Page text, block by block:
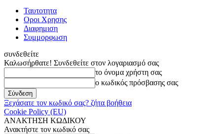
Ταυτοτητα
Οροι Χρησης
Διαφημιση
Συμμορφωση
συνδεθείτε
Καλωσήρθατε! Συνδεθείτε στον λογαριασμό σας
το όνομα χρήστη σας
ο κωδικός πρόσβασης σας
Ξεχάσατε τον κωδικό σας? ζήτα βοήθεια
Cookie Policy (EU)
ΑΝΑΚΤΗΣΗ ΚΩΔΙΚΟΥ
Ανακτήστε τον κωδικό σας